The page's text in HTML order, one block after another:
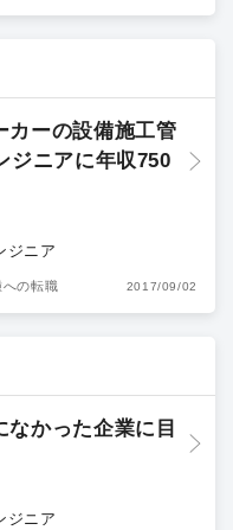
カーの設備施工管
ジニアに年収750
ジニア
の転職 2017/09/02
かった企業に目
ジニア